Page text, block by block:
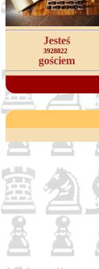
Jesteś
3928822
gościem